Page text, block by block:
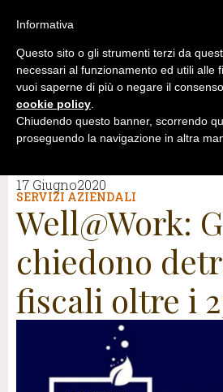
17 Giugno2020
SERVIZI AZIENDALI
Well@Work:
chiedono
fiscali oltre i
Informativa
Questo sito o gli strumenti terzi da
necessari al funzionamento ed utili alle
vuoi saperne di più o negare il
cookie policy.
Chiudendo questo banner, scorrendo
proseguendo la navigazione in altra